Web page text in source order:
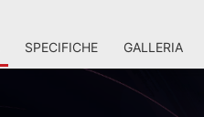
SPECIFICHE GALLERIA